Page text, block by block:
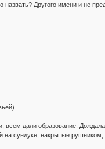
Другого имени и не
всем дали образование.
на сундуке, накрытые